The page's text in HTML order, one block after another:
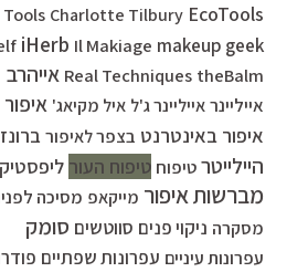
Tools Charlotte Tilbury EcoTools
iHerb Il Makiage makeup geek
Real Techniques theBalm אייהרב
אייליינראייליינר ג'ל איל מקיאג' איפור
איפור באינטרנט בצפר לאיפור
היילייטרטיפוח טיפוח העור ליפסטיק
מברשות איפור מייקאפ מסיכה
מסקרה ניקוי פנים סווטשים סומק
עפרונות עיניים עפרונות שפתיים